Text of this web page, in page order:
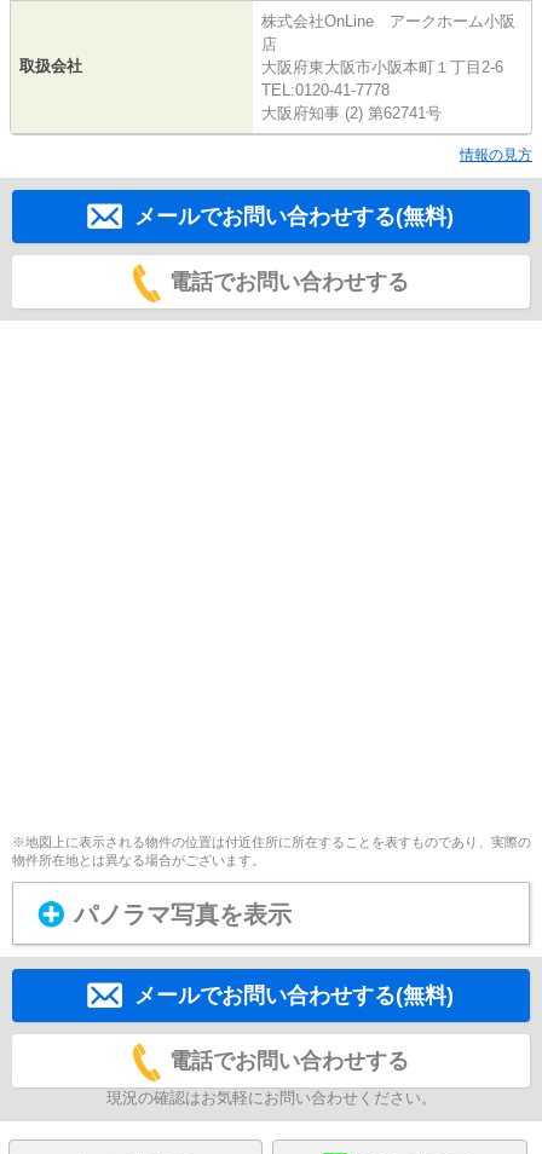
取扱会社
株式会社OnLine アークホーム小阪
店
大阪府東大阪市小阪本町１丁目2-6
TEL:0120-41-7778
大阪府知事 (2) 第62741号
情報の見方
メールでお問い合わせする(無料)
電話でお問い合わせする
※地図上に表示される物件の位置は付近住所に所在することを表すものであり、実際の
物件所在地とは異なる場合がございます。
パノラマ写真を表示
メールでお問い合わせする(無料)
電話でお問い合わせする
現況の確認はお気軽にお問い合わせください。